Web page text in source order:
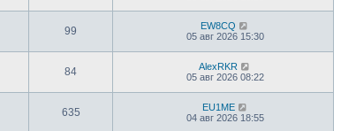
99
EW8CQ
05 авг 2026 15:30
84
AlexRKR
05 авг 2026 08:22
635
EU1ME
04 авг 2026 18:55